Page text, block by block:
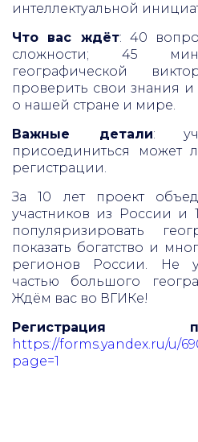
интеллектуальной
Что вас ждёт: 40
сложности; 45
географической
проверить свои знания
о нашей стране и мире.
Важные детали:
присоединиться
регистрации.
За 10 лет проект
участников из России и
популяризировать
показать богатство и
регионов России. Не
частью большого
Ждём вас во ВГИКе!
https://forms.yandex.ru/u/
page=1